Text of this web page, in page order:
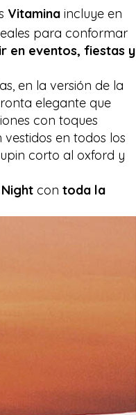
Vitamina incluye en
para conformar
en eventos, fiestas y
en la versión de la
elegante que
con toques
en todos los
corto al oxford y
Night con toda la